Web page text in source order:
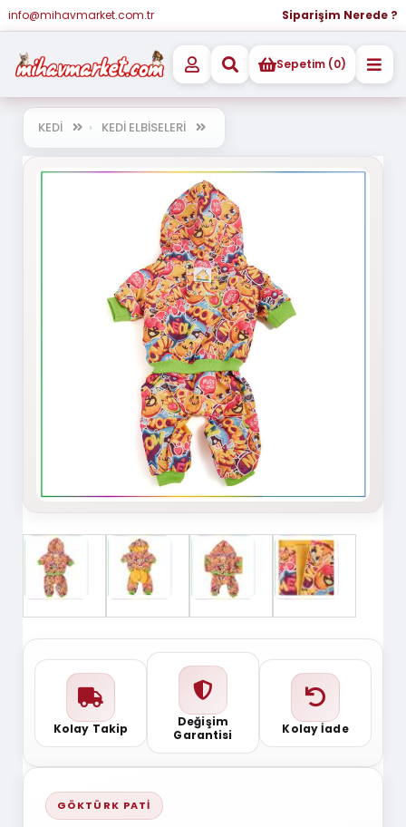
info@mihavmarket.com.tr Siparişim Nerede ?
Sepetim (0)
KEDİ KEDİ ELBİSELERİ
Kolay Takip
Değişim
Garantisi
Kolay İade
GÖKTÜRK PATI